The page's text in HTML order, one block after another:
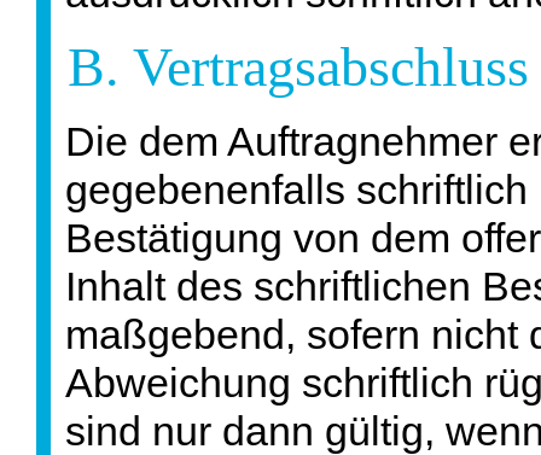
B. Vertragsabschluss
Die dem Auftragnehmer
gegebenenfalls
Bestätigung von dem
Inhalt des schriftlichen
maßgebend, sofern nicht
Abweichung schriftlich
sind nur dann gültig,